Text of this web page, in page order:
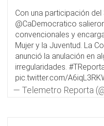
Con una participación
@CaDemocratico
convencionales y
Mujer y la Juventud. La
anunció la anulación en
irregularidades.
pic.twitter.com/
— Telemetro Reporta